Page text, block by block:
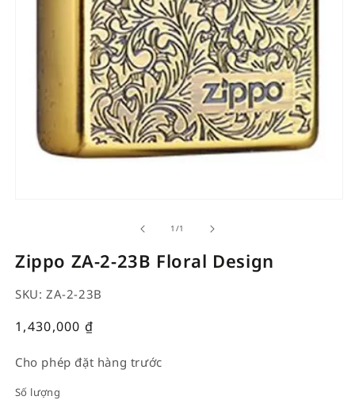
in
modal
1 /of1
Zippo ZA-2-23B Floral Design
SKU: ZA-2-23B
Giá
1,430,000₫
Cho phép đặt hàng trước
Số lượng